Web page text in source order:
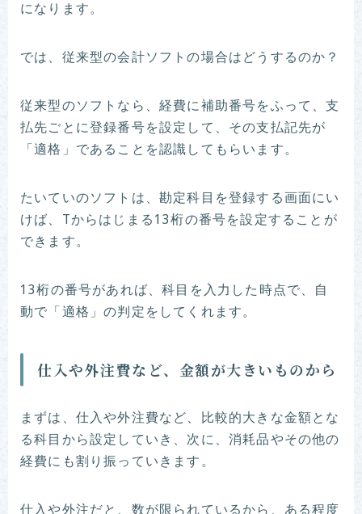
になります。
では、従来型の会計ソフトの場合はどうするのか？
従来型のソフトなら、経費に補助番号をふって、支
払先ごとに登録番号を設定して、その支払記先が
「適格」であることを認識してもらいます。
たいていのソフトは、勘定科目を登録する画面にい
けば、Tからはじまる13桁の番号を設定することが
できます。
13桁の番号があれば、科目を入力した時点で、自
動で「適格」の判定をしてくれます。
仕入や外注費など、金額が大きいものから
まずは、仕入や外注費など、比較的大きな金額とな
る科目から設定していき、次に、消耗品やその他の
経費にも割り振っていきます。